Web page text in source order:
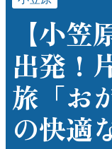
【小
出発！
旅「お
の快適